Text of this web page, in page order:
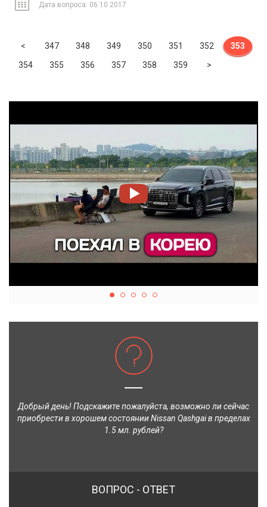
Дата вопроса: 06.10.2017
< Previous
347 348 349 350 351 352
353
354
355 356 357 358 359 >
Добрый день! Подскажите пожалуйста, возможно ли сейчас
приобрести в хорошем состоянии Nissan Qashgai в пределах
1.5 мл. рублей?
ВОПРОС - ОТВЕТ